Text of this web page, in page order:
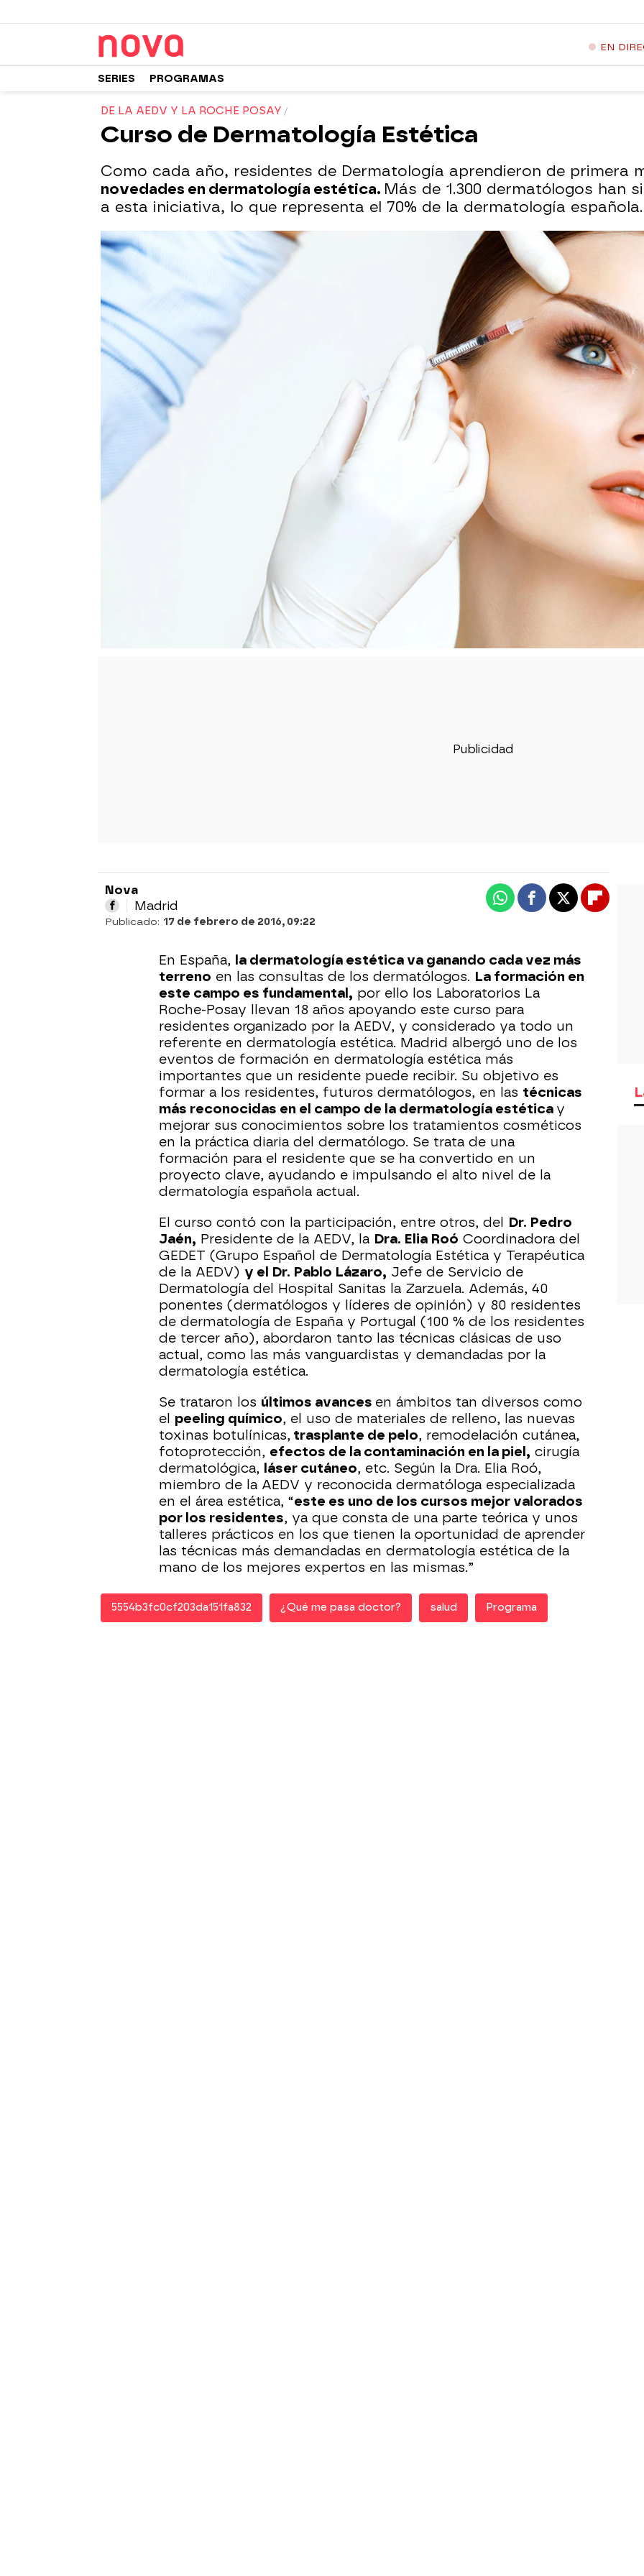
EN
SERIES PROGRAMAS
DE LA AEDV Y LA ROCHE POSAY
Curso de Dermatología Estética
Como cada año, residentes de Dermatología aprendieron de primera
novedades en dermatología estética. Más de 1.300 dermatólogos han
a esta iniciativa, lo que representa el 70% de la dermatología española.
Nova
Madrid
Publicado: 17 de febrero de 2016, 09:22
WhatsappFacebook
X
En España, la dermatología estética va ganando cada vez más
terreno en las consultas de los dermatólogos. La formación en
este campo es fundamental, por ello los Laboratorios La
Roche-Posay llevan 18 años apoyando este curso para
residentes organizado por la AEDV, y considerado ya todo un
referente en dermatología estética. Madrid albergó uno de los
eventos de formación en dermatología estética más
importantes que un residente puede recibir. Su objetivo es
formar a los residentes, futuros dermatólogos, en las técnicas
más reconocidas en el campo de la dermatología estética y
mejorar sus conocimientos sobre los tratamientos cosméticos
en la práctica diaria del dermatólogo. Se trata de una
formación para el residente que se ha convertido en un
proyecto clave, ayudando e impulsando el alto nivel de la
dermatología española actual.
El curso contó con la participación, entre otros, del Dr. Pedro
Jaén, Presidente de la AEDV, la Dra. Elia Roó Coordinadora del
GEDET (Grupo Español de Dermatología Estética y Terapéutica
de la AEDV) y el Dr. Pablo Lázaro, Jefe de Servicio de
Dermatología del Hospital Sanitas la Zarzuela. Además, 40
ponentes (dermatólogos y líderes de opinión) y 80 residentes
de dermatología de España y Portugal (100 % de los residentes
de tercer año), abordaron tanto las técnicas clásicas de uso
actual, como las más vanguardistas y demandadas por la
dermatología estética.
Se trataron los últimos avances en ámbitos tan diversos como
el peeling químico, el uso de materiales de relleno, las nuevas
toxinas botulínicas, trasplante de pelo, remodelación cutánea,
fotoprotección, efectos de la contaminación en la piel, cirugía
dermatológica, láser cutáneo, etc. Según la Dra. Elia Roó,
miembro de la AEDV y reconocida dermatóloga especializada
en el área estética, “este es uno de los cursos mejor valorados
por los residentes, ya que consta de una parte teórica y unos
talleres prácticos en los que tienen la oportunidad de aprender
las técnicas más demandadas en dermatología estética de la
mano de los mejores expertos en las mismas.”
5554b3fc0cf203da151fa832 ¿Qué me pasa doctor? salud Programa